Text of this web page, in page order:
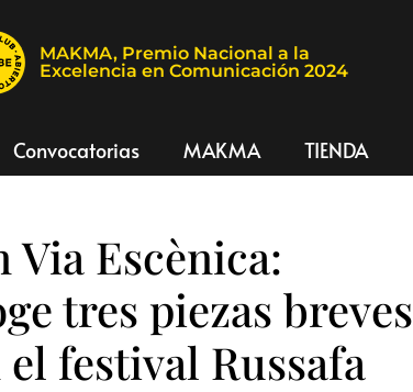
MAKMA, Premio Nacional a la
Excelencia en Comunicación 2024
Convocatorias MAKMA TIENDA
Via Escènica:
tres piezas breves
festival Russafa